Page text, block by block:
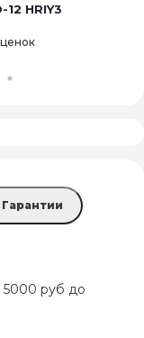
12 HRIY3
Гарантии
5000 руб до